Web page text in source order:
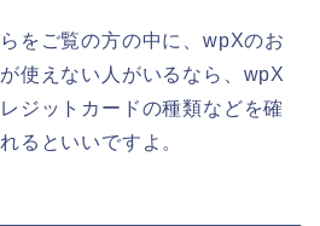
をご覧の方の中に、wpXのお
使えない人がいるなら、wpX
ジットカードの種類などを確
るといいですよ。